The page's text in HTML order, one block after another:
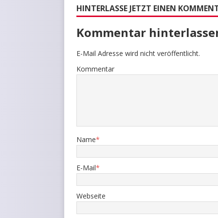
HINTERLASSE JETZT EINEN
Kommentar
E-Mail Adresse wird nicht veröffentlicht.
Kommentar
Name*
E-Mail*
Webseite